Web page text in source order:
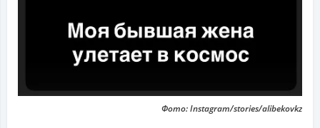
Фото: Instagram/stories/alibekovkz